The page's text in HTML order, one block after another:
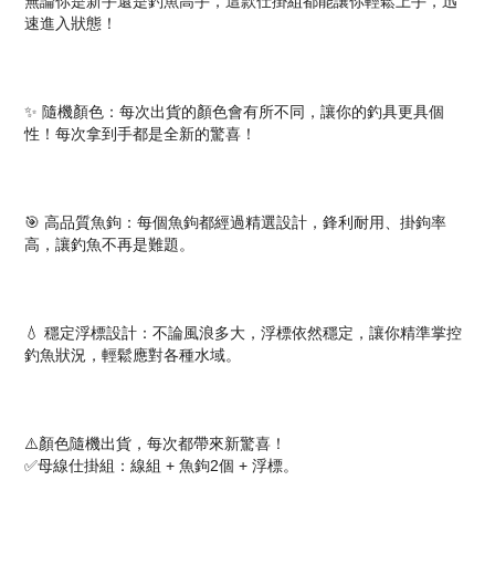
速進入狀態！
✨ 隨機顏色：每次出貨的顏色會有所不同，讓你的釣具更具個
性！每次拿到手都是全新的驚喜！
🎯 高品質魚鉤：每個魚鉤都經過精選設計，鋒利耐用、掛鉤率
高，讓釣魚不再是難題。
💧 穩定浮標設計：不論風浪多大，浮標依然穩定，讓你精準掌控
釣魚狀況，輕鬆應對各種水域。
⚠️顏色隨機出貨，每次都帶來新驚喜！
✅母線仕掛組：線組 + 魚鉤2個 + 浮標。